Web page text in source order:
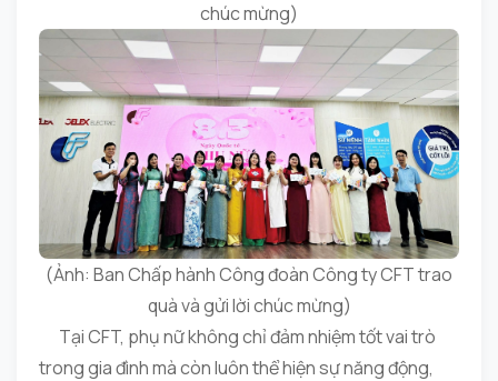
chúc mừng)
(Ảnh: Ban Chấp hành Công đoàn Công ty CFT trao
quà và gửi lời chúc mừng)
Tại CFT, phụ nữ không chỉ đảm nhiệm tốt vai trò
trong gia đình mà còn luôn thể hiện sự năng động,